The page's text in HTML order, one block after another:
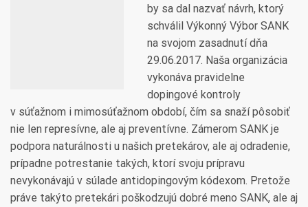
by sa dal nazvať návrh, ktorý
schválil Výkonný Výbor SANK
na svojom zasadnutí dňa
29.06.2017. Naša organizácia
vykonáva pravidelne
dopingové kontroly
v súťažnom i mimosúťažnom období, čím sa snaží pôsobiť
nie len represívne, ale aj preventívne. Zámerom SANK je
podpora naturálnosti u našich pretekárov, ale aj odradenie,
prípadne potrestanie takých, ktorí svoju prípravu
nevykonávajú v súlade antidopingovým kódexom. Pretože
práve takýto pretekári poškodzujú dobré meno SANK, ale aj